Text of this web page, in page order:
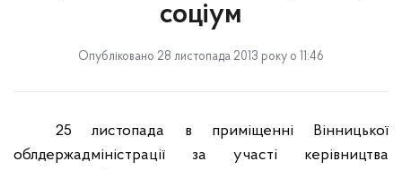
соціум
Опубліковано 28 листопада 2013 року о 11:46
25 листопада в приміщенні Вінницької
облдержадміністрації за участі керівництва